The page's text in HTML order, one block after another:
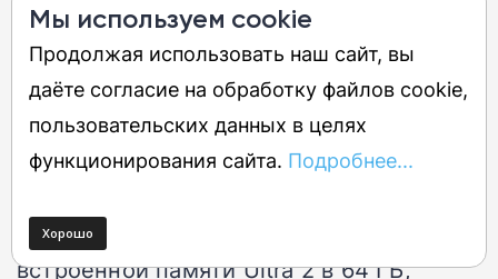
Странно, что при 64 Гб
встроенной памяти Ultra 2 карты
не кэшируются локально, а
хранятся на телефоне.
Странно, но, учитывая объем
встроенной памяти Ultra 2 в 64 ГБ,
Мы используем cookie
Продолжая использовать наш сайт, вы
даёте согласие на обработку файлов cookie,
пользовательских данных в целях
функционирования сайта. Подробнее...